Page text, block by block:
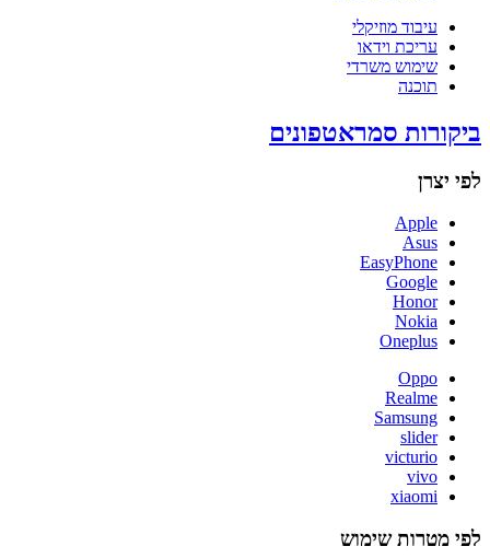
עיבוד מוזיקלי
עריכת וידאו
שימוש משרדי
תוכנה
ביקורות סמראטפונים
לפי יצרן
Apple
Asus
EasyPhone
Google
Honor
Nokia
Oneplus
Oppo
Realme
Samsung
slider
victurio
vivo
xiaomi
לפי מטרות שימוש